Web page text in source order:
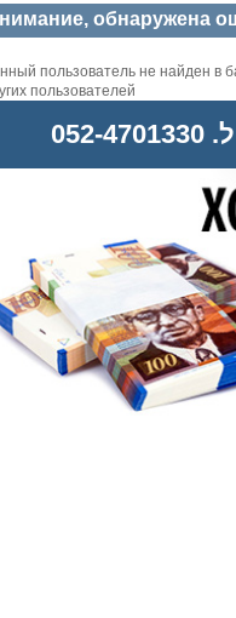
обнаружена
пользователь не найден в
пользователей